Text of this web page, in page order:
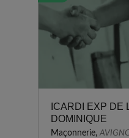
ICARDI EXP DE
DOMINIQUE
Maçonnerie,